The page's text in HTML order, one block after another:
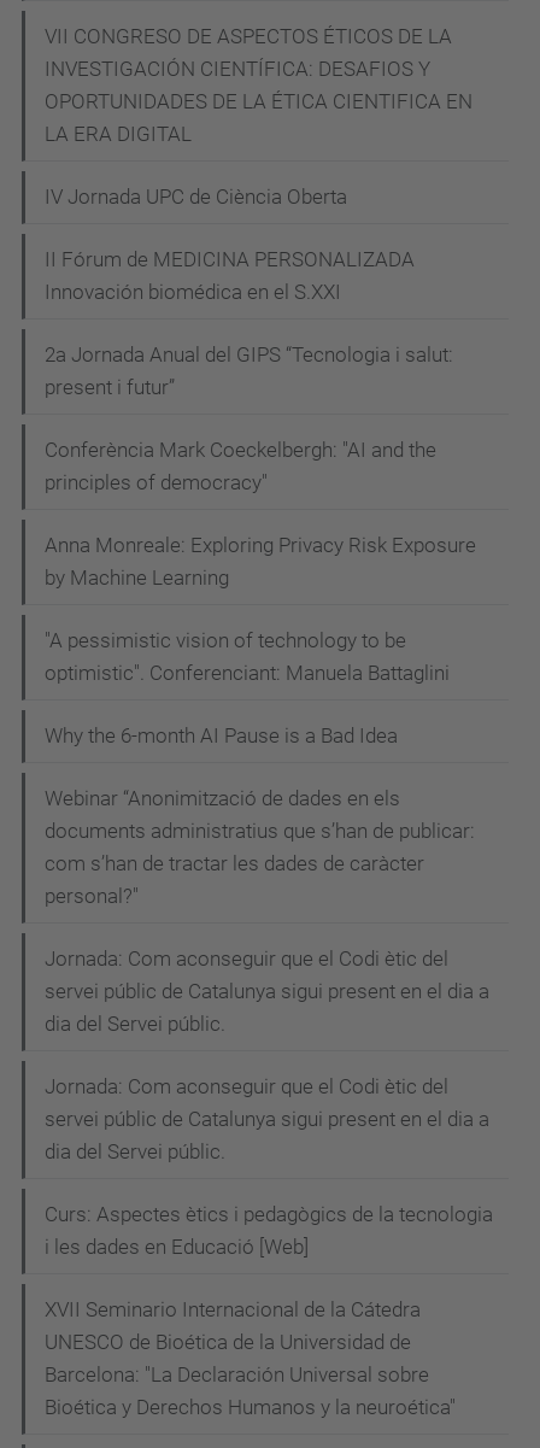
per
què
incorporar
l'ètica
als
estudis
tecnològics?'
2022-
10-
2022-
10-
25T23:59:59+02:00
VII CONGRESO DE ASPECTOS ÉTICOS DE LA
INVESTIGACIÓN CIENTÍFICA: DESAFIOS Y
OPORTUNIDADES DE LA ÉTICA CIENTIFICA EN
LA ERA DIGITAL
IV Jornada UPC de Ciència Oberta
II Fórum de MEDICINA PERSONALIZADA
Innovación biomédica en el S.XXI
2a Jornada Anual del GIPS “Tecnologia i salut:
present i futur”
Conferència Mark Coeckelbergh: "AI and the
principles of democracy"
Anna Monreale: Exploring Privacy Risk Exposure
by Machine Learning
"A pessimistic vision of technology to be
optimistic". Conferenciant: Manuela Battaglini
Why the 6-month AI Pause is a Bad Idea
Webinar “Anonimització de dades en els
documents administratius que s’han de publicar:
com s’han de tractar les dades de caràcter
personal?"
Jornada: Com aconseguir que el Codi ètic del
servei públic de Catalunya sigui present en el dia a
dia del Servei públic.
Jornada: Com aconseguir que el Codi ètic del
servei públic de Catalunya sigui present en el dia a
dia del Servei públic.
Curs: Aspectes ètics i pedagògics de la tecnologia
i les dades en Educació [Web]
XVII Seminario Internacional de la Cátedra
UNESCO de Bioética de la Universidad de
Barcelona: "La Declaración Universal sobre
Bioética y Derechos Humanos y la neuroética"